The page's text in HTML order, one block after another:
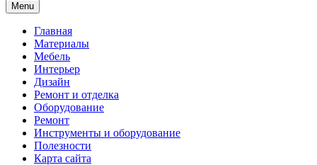
Menu
Главная
Материалы
Мебель
Интерьер
Дизайн
Ремонт и отделка
Оборудование
Ремонт
Инструменты и оборудование
Полезности
Карта сайта